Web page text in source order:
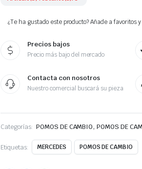
¿Te ha gustado este producto? Añade a favoritos
Precios bajos
Precio más bajo del mercado
Contacta con nosotros
Nuestro comercial buscará su pieza
Categorías: POMOS DE CAMBIO, POMOS DE
Etiquetas: MERCEDES POMOS DE CAMBIO